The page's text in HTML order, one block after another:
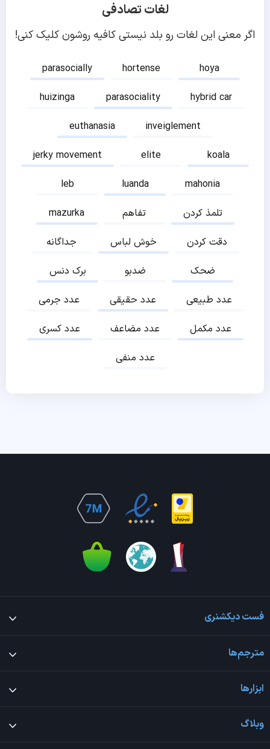
لغات تصادفی
اگر معنی این لغات رو بلد نیستی کافیه روشون کلیک کنی!
parasocially hortense
hoya
huizinga
parasociality
hybrid car
euthanasia
inveiglement
jerky movement
elite
koala
leb
luanda
mahonia
mazurka
تفاهم
تلمذ کردن
جداگانه
خوش لباس
دقت کردن
برک دنس
ضدبو
ضحک
عدد جرمی
عدد حقیقی
عدد طبیعی
عدد کسری
عدد مضاعف
عدد مکمل
عدد منفی
فست دیکشنری
مترجم‌ها
ابزارها
وبلاگ